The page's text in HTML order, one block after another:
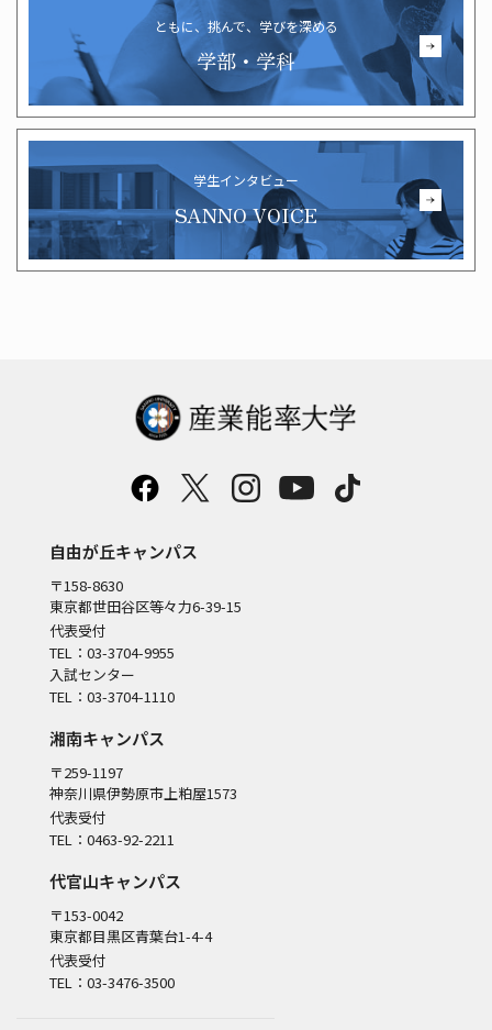
ともに、挑んで、学びを深める
学部・学科
学生インタビュー
SANNO VOICE
自由が丘キャンパス
〒158-8630
東京都世田谷区等々力6-39-15
代表受付
TEL：03-3704-9955
入試センター
TEL：03-3704-1110
湘南キャンパス
〒259-1197
神奈川県伊勢原市上粕屋1573
代表受付
TEL：0463-92-2211
代官山キャンパス
〒153-0042
東京都目黒区青葉台1-4-4
代表受付
TEL：03-3476-3500